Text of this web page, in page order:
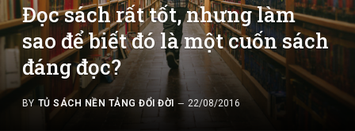
Đọc sách rất tốt, nhưng làm
sao để biết đó là một cuốn sách
đáng đọc?
BY TỦ SÁCH NỀN TẢNG ĐỔI ĐỜI 22/08/2016